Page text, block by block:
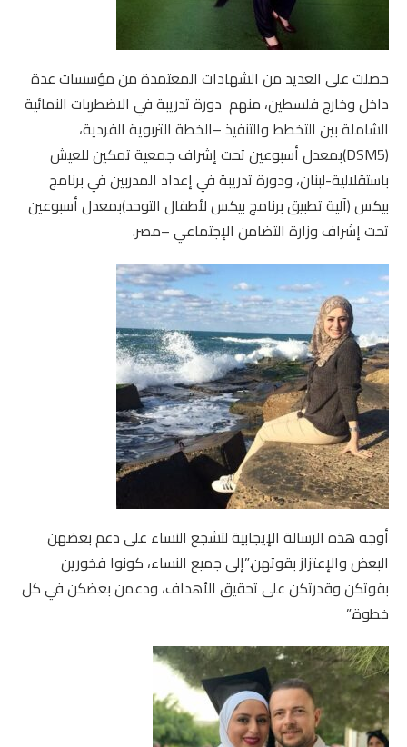
حصلت على العديد من الشهادات المعتمدة من مؤسسات عدة
داخل وخارج فلسطين، منهم دورة تدريبة في الاضطربات النمائية
الشاملة بين التخطط والتنفيذ –الخطة التربوية الفردية،
(DSM5)بمعدل أسبوعين تحت إشراف جمعية تمكين للعيش
باستقلالية-لبنان، ودورة تدريبة في إعداد المدربين في برنامج
بيكس (آلية تطبيق برنامج بيكس لأطفال التوحد)بمعدل أسبوعين
تحت إشراف وزارة التضامن الإجتماعي –مصر.
أوجه هذه الرسالة الإيجابية لتشجع النساء على دعم بعضهن
البعض والإعتزاز بقوتهن.”إلى جميع النساء، كونوا فخورين
بقوتكن وقدرتكن على تحقيق الأهداف، ودعمن بعضكن في كل
خطوة.”